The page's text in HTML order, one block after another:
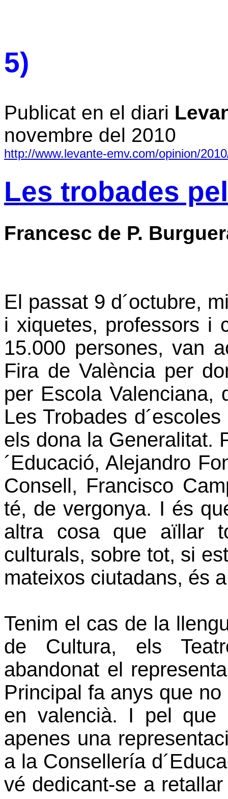
5)
Publicat en el diari
novembre del 2010
http://www.levante-emv.com/opinion/
Les trobades
Francesc de P.
El passat 9 d´octubre,
i xiquetes, professors i
15.000 persones, van
Fira de València per
per Escola Valenciana,
Les Trobades
els dona la Generalitat.
´Educació, Alejandro
Consell, Francisco
té, de vergonya. I és
altra cosa que aïllar
culturals, sobre tot, si
mateixos ciutadans, és
Tenim el cas de la
de Cultura, els
abandonat el
Principal fa anys que
en valencià. I pel que
apenes una
a la Consellería
vé dedicant-se a